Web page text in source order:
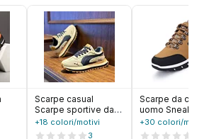
Scarpe casual
Scarpe sportive da
uomo Scarpe casual
estive da uomo con
+18 colori/motivi
3
Scarpe da corsa
uomo Sneakers
casual Scarpe
sportive da
+30 colori/motivi